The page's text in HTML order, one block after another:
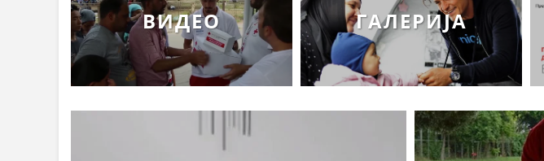
ЕДУКАТИВНО
ВИДЕО ГАЛЕРИЈА